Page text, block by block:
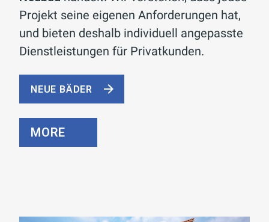
Projekt seine eigenen Anforderungen hat,
und bieten deshalb individuell angepasste
Dienstleistungen für Privatkunden.
NEUE BÄDER
MORE